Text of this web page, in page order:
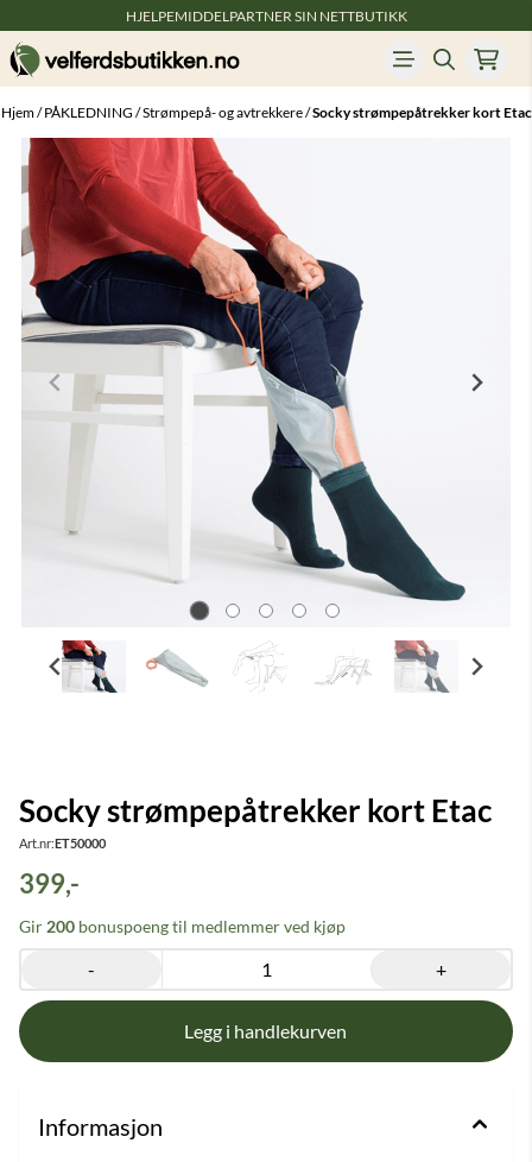
Hopp til innholdHJELPEMIDDELPARTNER SIN NETTBUTIKK
Hjem/PÅKLEDNING /Strømpepå- og avtrekkere/Socky strømpepåtrekker kort Etac
Socky strømpepåtrekker kort Etac
Art.nr:ET50000
399,-
Gir 200 bonuspoeng til medlemmer ved kjøp
- +
Informasjon